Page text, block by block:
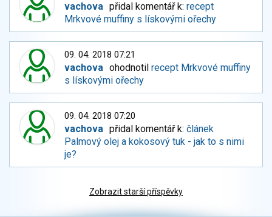
vachova přidal komentář k:recept
Mrkvové muffiny s lískovými ořechy
09. 04. 2018 07:21
vachova ohodnotilrecept Mrkvové muffiny
s lískovými ořechy
09. 04. 2018 07:20
vachova přidal komentář k:článek
Palmový olej a kokosový tuk - jak to s nimi
je?
Zobrazit starší příspěvky